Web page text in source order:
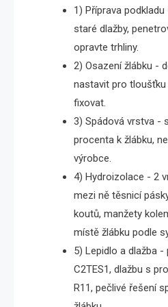
1) Příprava
staré dlažby,
opravte trhliny.
2) Osazení žlábku -
nastavit pro tloušťku
fixovat.
3) Spádová vrstva -
procenta k žlábku,
výrobce.
4) Hydroizolace - 2
mezi ně těsnicí
koutů, manžety
místě žlábku podle
5) Lepidlo a dlažba -
C2TES1, dlažbu s
R11, pečlivé řešení